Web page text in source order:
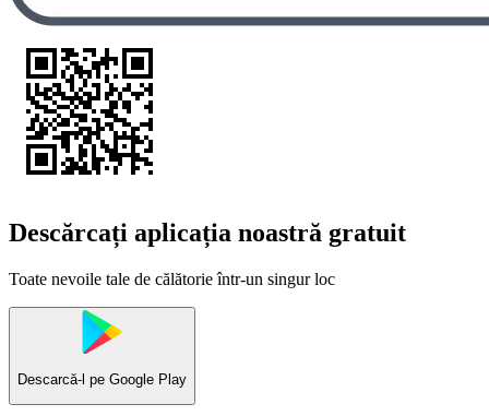
Descărcați aplicația noastră gratuit
Toate nevoile tale de călătorie într-un singur loc
Descarcă-l pe Google Play